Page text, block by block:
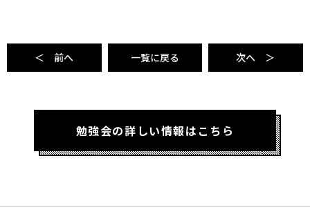
＜ 前へ 一覧に戻る 次へ ＞
勉強会の詳しい情報はこちら